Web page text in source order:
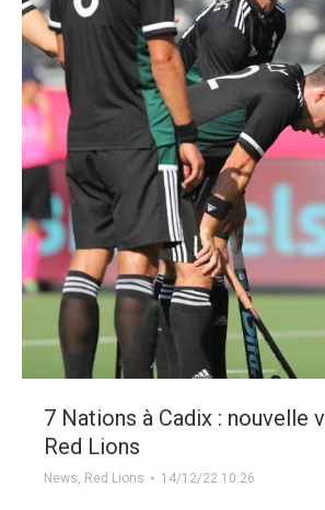
7 Nations à Cadix : nouvelle
Red Lions
News, Red Lions 14/12/22 10:26